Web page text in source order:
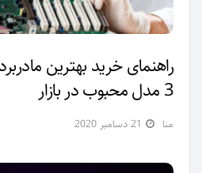
راهنمای خرید بهترین
3 مدل محبوب در بازار
منا 21 دسامبر 2020